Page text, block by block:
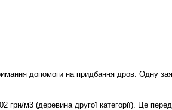
допомоги на придбання дров. Одну
м3 (деревина другої категорії). Це